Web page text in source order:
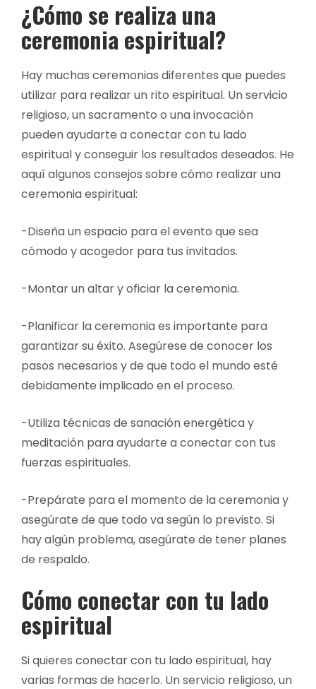
¿Cómo se realiza una
ceremonia espiritual?
Hay muchas ceremonias diferentes que puedes
utilizar para realizar un rito espiritual. Un servicio
religioso, un sacramento o una invocación
pueden ayudarte a conectar con tu lado
espiritual y conseguir los resultados deseados. He
aquí algunos consejos sobre cómo realizar una
ceremonia espiritual:
-Diseña un espacio para el evento que sea
cómodo y acogedor para tus invitados.
-Montar un altar y oficiar la ceremonia.
-Planificar la ceremonia es importante para
garantizar su éxito. Asegúrese de conocer los
pasos necesarios y de que todo el mundo esté
debidamente implicado en el proceso.
-Utiliza técnicas de sanación energética y
meditación para ayudarte a conectar con tus
fuerzas espirituales.
-Prepárate para el momento de la ceremonia y
asegúrate de que todo va según lo previsto. Si
hay algún problema, asegúrate de tener planes
de respaldo.
Cómo conectar con tu lado
espiritual
Si quieres conectar con tu lado espiritual, hay
varias formas de hacerlo. Un servicio religioso, un